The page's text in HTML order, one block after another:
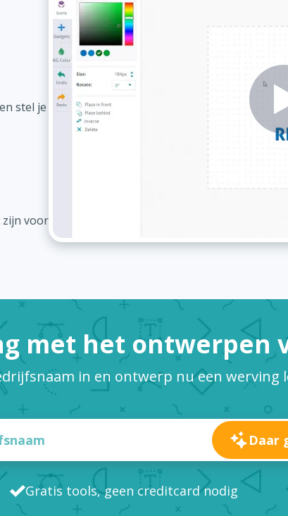
stel je
zijn voor
met het ontwerpen
in en ontwerp nu een werving
Daar
Gratis tools, geen creditcard nodig